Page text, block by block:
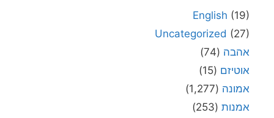
English (19)
Uncategorized (27)
אהבה (74)
אוטיזם (15)
אמונה (1,277)
אמנות (253)